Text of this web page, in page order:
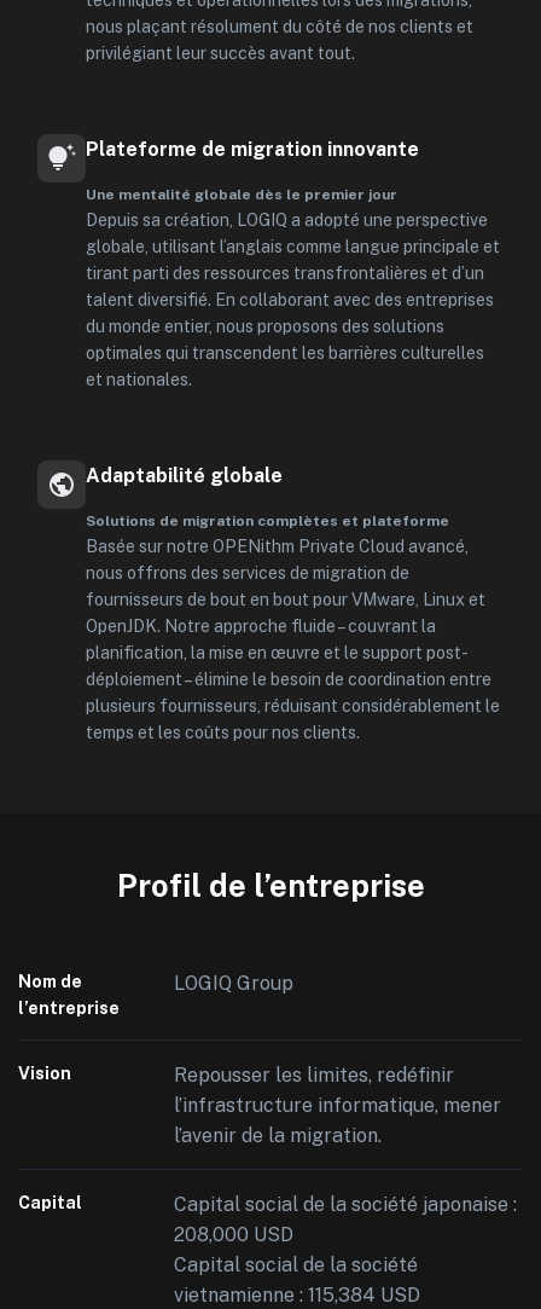
nous plaçant résolument du côté de nos clients et
privilégiant leur succès avant tout.
Plateforme de migration innovante
Une mentalité globale dès le premier jour
Depuis sa création, LOGIQ a adopté une perspective
globale, utilisant l’anglais comme langue principale et
tirant parti des ressources transfrontalières et d’un
talent diversifié. En collaborant avec des entreprises
du monde entier, nous proposons des solutions
optimales qui transcendent les barrières culturelles
et nationales.
Adaptabilité globale
Solutions de migration complètes et plateforme
Basée sur notre OPENithm Private Cloud avancé,
nous offrons des services de migration de
fournisseurs de bout en bout pour VMware, Linux et
OpenJDK. Notre approche fluide – couvrant la
planification, la mise en œuvre et le support post-
déploiement – élimine le besoin de coordination entre
plusieurs fournisseurs, réduisant considérablement le
temps et les coûts pour nos clients.
Profil de l’entreprise
Nom de
l’entreprise
LOGIQ Group
Vision
Repousser les limites, redéfinir
l’infrastructure informatique, mener
l’avenir de la migration.
Capital
Capital social de la société japonaise :
208,000 USD
Capital social de la société
vietnamienne : 115,384 USD